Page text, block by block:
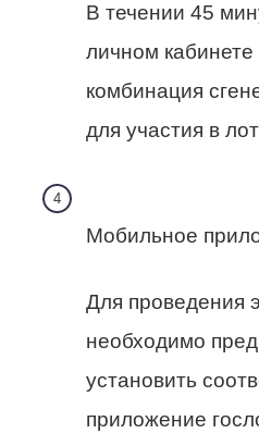
В течении 45
личном кабинете
комбинация
для участия в
Мобильное
Для проведения
необходимо
установить
приложение